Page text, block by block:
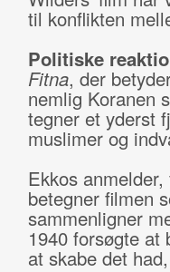
til konflikten
Politiske
Fitna, der
nemlig Koranen
tegner et yderst
muslimer og
Ekkos
betegner filmen
sammenligner
1940 forsøgte
at skabe det